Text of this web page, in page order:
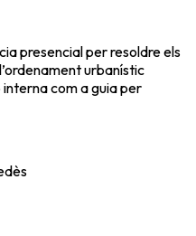
presencial per resoldre els
urbanístic
com a guia per